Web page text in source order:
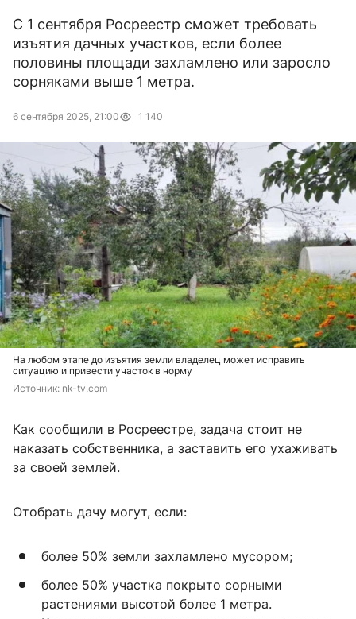
С 1 сентября Росреестр сможет требовать
изъятия дачных участков, если более
половины площади захламлено или заросло
сорняками выше 1 метра.
6 сентября 2025, 21:00 1 140
На любом этапе до изъятия земли владелец может исправить
ситуацию и привести участок в норму
Источник: nk-tv.com
Как сообщили в Росреестре, задача стоит не
наказать собственника, а заставить его ухаживать
за своей землей.
Отобрать дачу могут, если:
более 50% земли захламлено мусором;
более 50% участка покрыто сорными
растениями высотой более 1 метра.